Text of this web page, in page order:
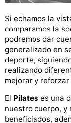
Si echamos la
comparamos la
podremos dar
generalizado en
deporte,
realizando
mejorar y
El Pilates es una
nuestro cuerpo, y
beneficiados,